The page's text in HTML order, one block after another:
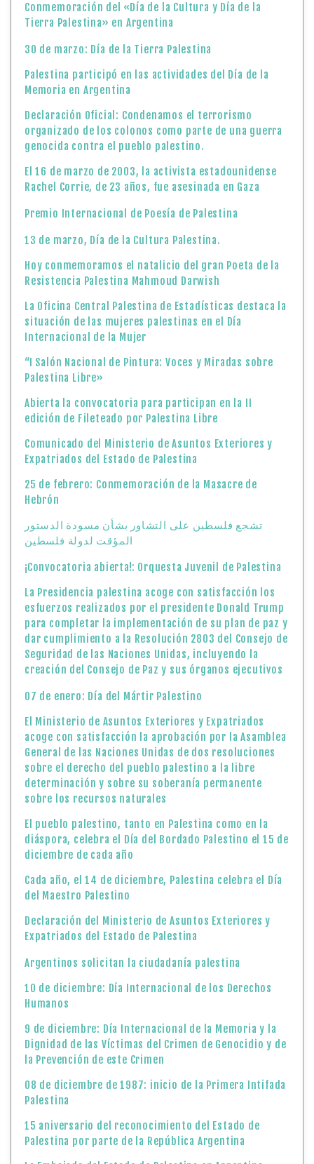
Conmemoración del «Día de la Cultura y Día de la
Tierra Palestina» en Argentina
30 de marzo: Día de la Tierra Palestina
Palestina participó en las actividades del Día de la
Memoria en Argentina
Declaración Oficial: Condenamos el terrorismo
organizado de los colonos como parte de una guerra
genocida contra el pueblo palestino.
El 16 de marzo de 2003, la activista estadounidense
Rachel Corrie, de 23 años, fue asesinada en Gaza
Premio Internacional de Poesía de Palestina
13 de marzo, Día de la Cultura Palestina.
Hoy conmemoramos el natalicio del gran Poeta de la
Resistencia Palestina Mahmoud Darwish
La Oficina Central Palestina de Estadísticas destaca la
situación de las mujeres palestinas en el Día
Internacional de la Mujer
“I Salón Nacional de Pintura: Voces y Miradas sobre
Palestina Libre»
Abierta la convocatoria para participan en la II
edición de Fileteado por Palestina Libre
Comunicado del Ministerio de Asuntos Exteriores y
Expatriados del Estado de Palestina
25 de febrero: Conmemoración de la Masacre de
Hebrón
تشجع فلسطين على التشاور بشأن مسودة الدستور
المؤقت لدولة فلسطين
¡Convocatoria abierta!: Orquesta Juvenil de Palestina
La Presidencia palestina acoge con satisfacción los
esfuerzos realizados por el presidente Donald Trump
para completar la implementación de su plan de paz y
dar cumplimiento a la Resolución 2803 del Consejo de
Seguridad de las Naciones Unidas, incluyendo la
creación del Consejo de Paz y sus órganos ejecutivos
07 de enero: Día del Mártir Palestino
El Ministerio de Asuntos Exteriores y Expatriados
acoge con satisfacción la aprobación por la Asamblea
General de las Naciones Unidas de dos resoluciones
sobre el derecho del pueblo palestino a la libre
determinación y sobre su soberanía permanente
sobre los recursos naturales
El pueblo palestino, tanto en Palestina como en la
diáspora, celebra el Día del Bordado Palestino el 15 de
diciembre de cada año
Cada año, el 14 de diciembre, Palestina celebra el Día
del Maestro Palestino
Declaración del Ministerio de Asuntos Exteriores y
Expatriados del Estado de Palestina
Argentinos solicitan la ciudadanía palestina
10 de diciembre: Día Internacional de los Derechos
Humanos
9 de diciembre: Día Internacional de la Memoria y la
Dignidad de las Víctimas del Crimen de Genocidio y de
la Prevención de este Crimen
08 de diciembre de 1987: inicio de la Primera Intifada
Palestina
15 aniversario del reconocimiento del Estado de
Palestina por parte de la República Argentina